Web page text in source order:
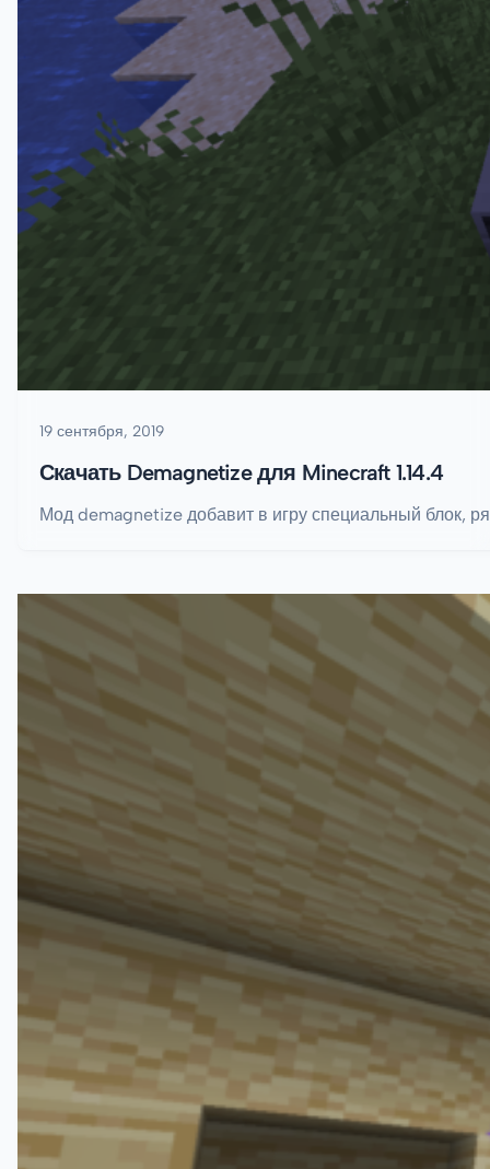
19 сентября, 2019
Скачать Demagnetize для Minecraft 1.14.4
Мод demagnetize добавит в игру специальный блок,